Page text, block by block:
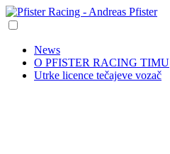
News
O PFISTER RACING TIMU
Utrke licence tečajeve vozač